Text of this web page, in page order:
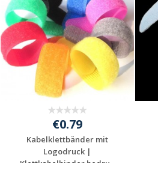
€0.79
Kabelklettbänder mit
Logodruck |
Klettkabelbinder bedru...